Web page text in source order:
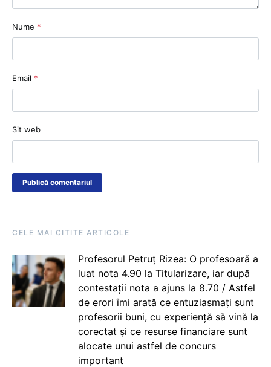
Nume *
Email *
Sit web
CELE MAI CITITE ARTICOLE
Profesorul Petruț Rizea: O profesoară a
luat nota 4.90 la Titularizare, iar după
contestații nota a ajuns la 8.70 / Astfel
de erori îmi arată ce entuziasmați sunt
profesorii buni, cu experiență să vină la
corectat și ce resurse financiare sunt
alocate unui astfel de concurs
important